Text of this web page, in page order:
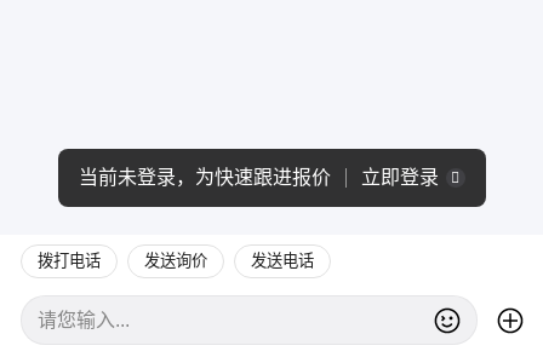
拨打电话 发送询价 发送电话
当前未登录，为快速跟进报价 立即登录